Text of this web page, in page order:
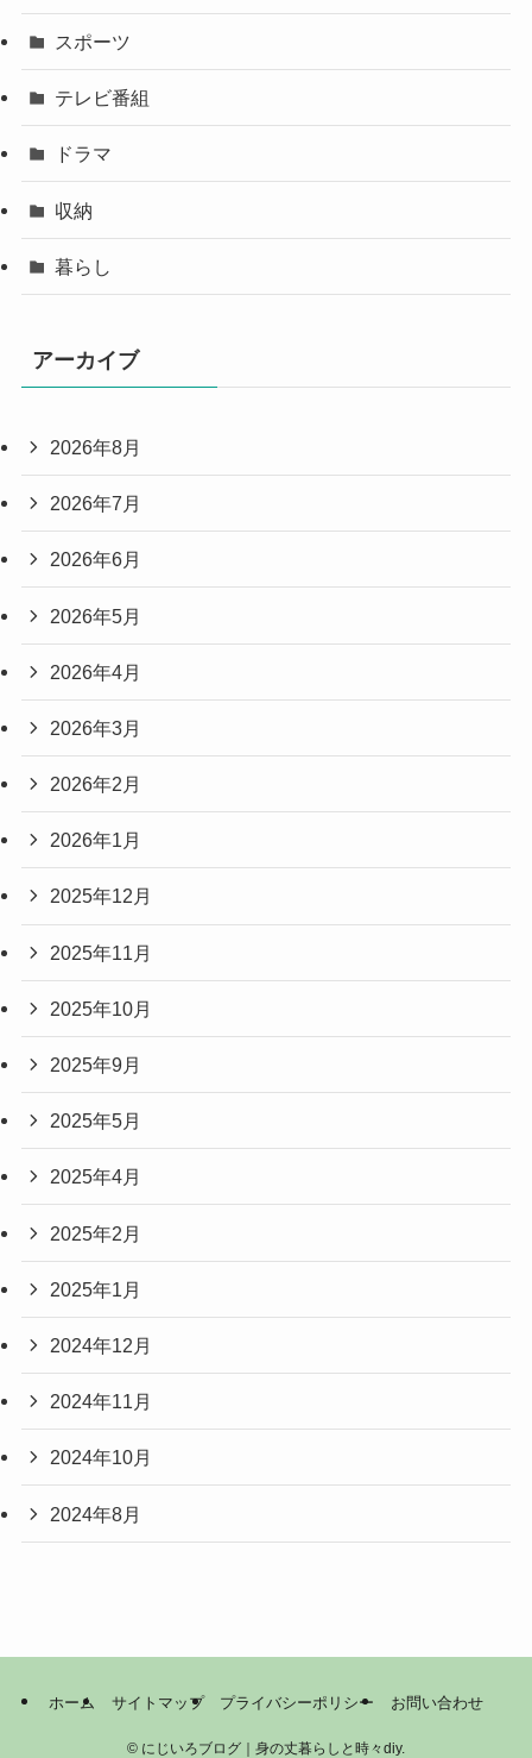
スポーツ
テレビ番組
ドラマ
収納
暮らし
アーカイブ
2026年8月
2026年7月
2026年6月
2026年5月
2026年4月
2026年3月
2026年2月
2026年1月
2025年12月
2025年11月
2025年10月
2025年9月
2025年5月
2025年4月
2025年2月
2025年1月
2024年12月
2024年11月
2024年10月
2024年8月
ホーム サイトマップ プライバシーポリシー お問い合わせ
© にじいろブログ｜身の丈暮らしと時々diy.